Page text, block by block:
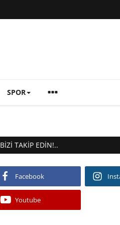
SPOR
BIZI TAKIP EDIN!..
Facebook
Youtube